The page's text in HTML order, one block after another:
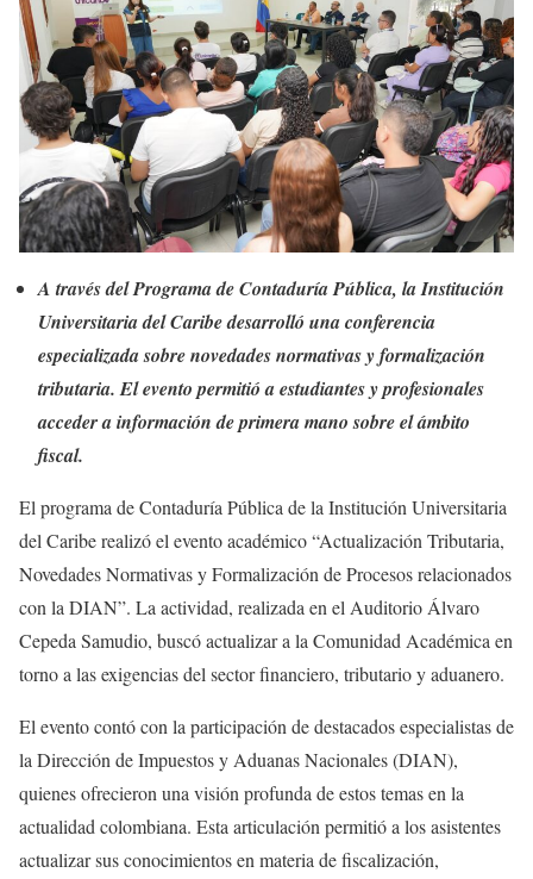
A través del Programa de Contaduría Pública, la Institución
Universitaria del Caribe desarrolló una conferencia
especializada sobre novedades normativas y formalización
tributaria. El evento permitió a estudiantes y profesionales
acceder a información de primera mano sobre el ámbito
fiscal.
El programa de Contaduría Pública de la Institución Universitaria
del Caribe realizó el evento académico “Actualización Tributaria,
Novedades Normativas y Formalización de Procesos relacionados
con la DIAN”. La actividad, realizada en el Auditorio Álvaro
Cepeda Samudio, buscó actualizar a la Comunidad Académica en
torno a las exigencias del sector financiero, tributario y aduanero.
El evento contó con la participación de destacados especialistas de
la Dirección de Impuestos y Aduanas Nacionales (DIAN),
quienes ofrecieron una visión profunda de estos temas en la
actualidad colombiana. Esta articulación permitió a los asistentes
actualizar sus conocimientos en materia de fiscalización,